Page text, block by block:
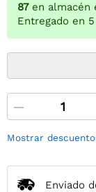
87 en almacén
Entregado en
Mostrar
Enviado